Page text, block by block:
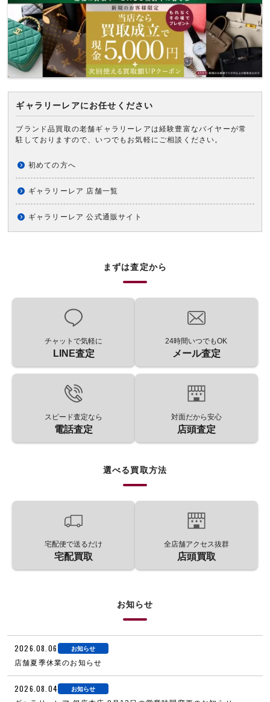
ギャラリーレアにお任せください
ブランド品買取の老舗ギャラリーレアは経験豊富なバイヤーが常
駐しておりますので、いつでもお気軽にご相談ください。
初めての方へ
ギャラリーレア 店舗一覧
ギャラリーレア 公式通販サイト
まずは査定から
チャットで気軽に
LINE査定
24時間いつでもOK
メール査定
スピード査定なら
電話査定
対面だから安心
店頭査定
選べる買取方法
宅配便で送るだけ
宅配買取
全店舗アクセス抜群
店頭買取
お知らせ
2026.08.06 お知らせ
店舗夏季休業のお知らせ
2026.08.04 お知らせ